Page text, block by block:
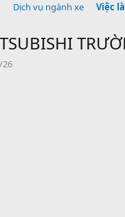
Dịch vụ ngành xe Việc
26